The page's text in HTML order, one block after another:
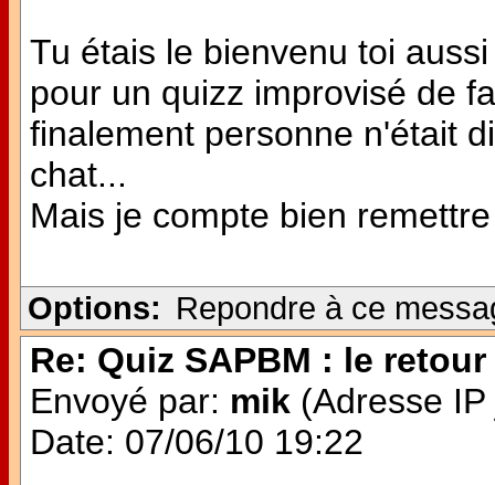
Tu étais le bienvenu toi
pour un quizz improvisé de
finalement personne n'était
chat...
Mais je compte bien
Options: Repondre à ce
Re: Quiz SAPBM : le retour
Envoyé par: mik (Adresse
Date: 07/06/10 19:22